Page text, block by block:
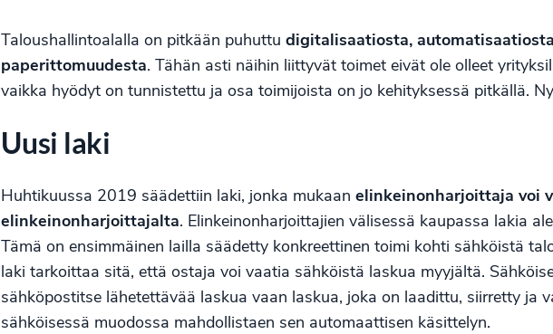
Taloushallintoalalla on pitkään puhuttudigitalisaatiosta,
paperittomuudesta. Tähän asti näihin liittyvät toimet eivät ole olleet
vaikka hyödyt on tunnistettu ja osa toimijoista on jo kehityksessä pitkällä.
Uusi laki
Huhtikuussa 2019 säädettiin laki, jonka mukaanelinkeinonharjoittaja voi
elinkeinonharjoittajalta. Elinkeinonharjoittajien välisessä kaupassa lakia
Tämä on ensimmäinen lailla säädetty konkreettinen toimi kohti sähköistä
laki tarkoittaa sitä, että ostaja voi vaatia sähköistä laskua myyjältä.
sähköpostitse lähetettävää laskua vaan laskua, joka on laadittu, siirretty ja
sähköisessä muodossa mahdollistaen sen automaattisen käsittelyn.